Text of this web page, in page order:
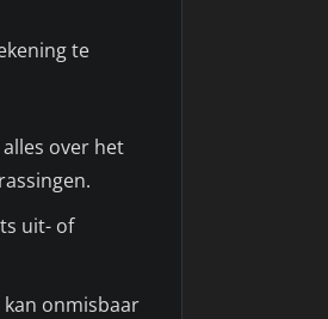
te
over het
uit- of
onmisbaar